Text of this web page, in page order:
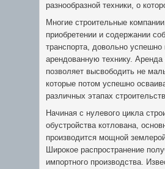
разнообразной техники, о
Многие строительные
приобретении и содержании
транспорта, довольно
арендованную технику. Аренда
позволяет высвободить не
которые потом успешно
различных этапах
Начиная с нулевого цикла
обустройства котлована,
производится мощной
Широкое распространение
импортного производства.